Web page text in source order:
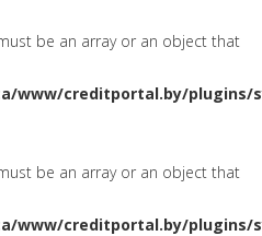
be an array or an object that
www/creditportal.by/plugins/
be an array or an object that
www/creditportal.by/plugins/